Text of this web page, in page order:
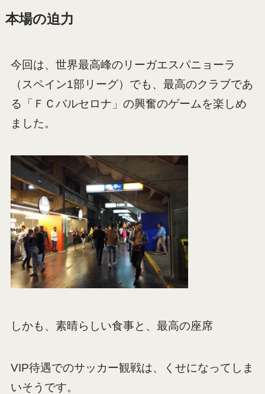
本場の迫力
今回は、世界最高峰のリーガエスパニョーラ
（スペイン1部リーグ）でも、最高のクラブであ
る「ＦＣバルセロナ」の興奮のゲームを楽しめ
ました。
しかも、素晴らしい食事と、最高の座席
VIP待遇でのサッカー観戦は、くせになってしま
いそうです。